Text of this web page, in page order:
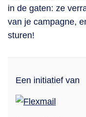
in de gaten: ze
van je campagne,
sturen!
Een initiatief van